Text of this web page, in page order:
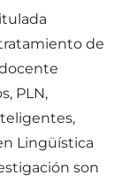
de
PLN,
Lingüística
son